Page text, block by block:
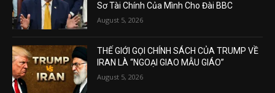
Sơ Tài Chính Của Mình Cho Đài BBC
August 5, 2026
THẾ GIỚI GỌI CHÍNH SÁCH CỦA TRUMP VỀ
IRAN LÀ “NGOẠI GIAO MẪU GIÁO”
August 5, 2026